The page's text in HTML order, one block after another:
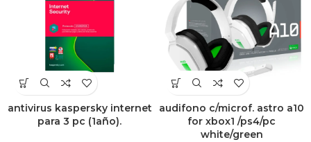
antivirus kaspersky internet
para 3 pc (1año).
audifono c/microf. astro a10
for xbox1 /ps4/pc
white/green